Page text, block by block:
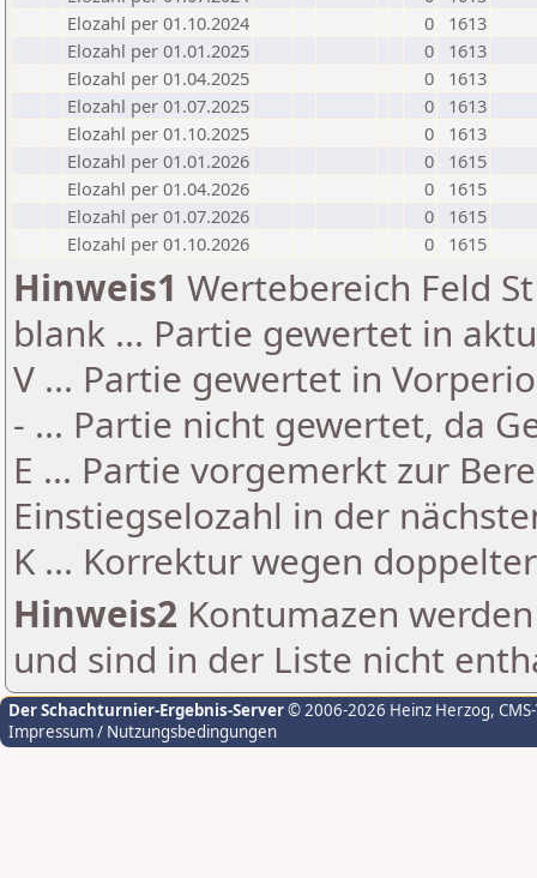
Elozahl per 01.10.2024
0
1613
Elozahl per 01.01.2025
0
1613
Elozahl per 01.04.2025
0
1613
Elozahl per 01.07.2025
0
1613
Elozahl per 01.10.2025
0
1613
Elozahl per 01.01.2026
0
1615
Elozahl per 01.04.2026
0
1615
Elozahl per 01.07.2026
0
1615
Elozahl per 01.10.2026
0 1615
Hinweis1 Wertebereich Feld
blank ... Partie gewertet in
V ... Partie gewertet in
- ... Partie nicht gewertet, da
E ... Partie vorgemerkt zur
Einstiegselozahl in der
K ... Korrektur wegen
Hinweis2 Kontumazen
und sind in der Liste nicht
Der Schachturnier-Ergebnis-Server© 2006-2026 Heinz Herzog,
Impressum / Nutzungsbedingungen